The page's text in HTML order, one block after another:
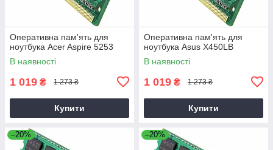
Оперативна пам'ять для
ноутбука Acer Aspire 5253
В наявності
1 019 ₴ 1 273 ₴
Купити
Оперативна пам'ять для
ноутбука Asus X450LB
В наявності
1 019 ₴ 1 273 ₴
Купити
–20% –20%